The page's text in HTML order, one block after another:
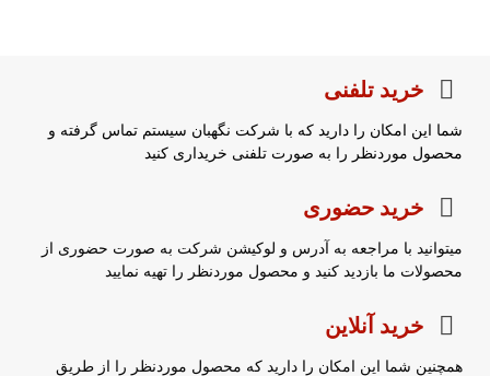
خرید تلفنی
شما این امکان را دارید که با شرکت نگهبان سیستم تماس گرفته و
محصول موردنظر را به صورت تلفنی خریداری کنید
خرید حضوری
میتوانید با مراجعه به آدرس و لوکیشن شرکت به صورت حضوری از
محصولات ما بازدید کنید و محصول موردنظر را تهیه نمایید
خرید آنلاین
همچنین شما این امکان را دارید که محصول موردنظر را از طریق